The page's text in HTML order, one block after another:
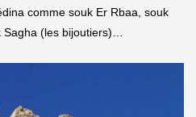
comme souk Er Rbaa, souk
(les bijoutiers)…